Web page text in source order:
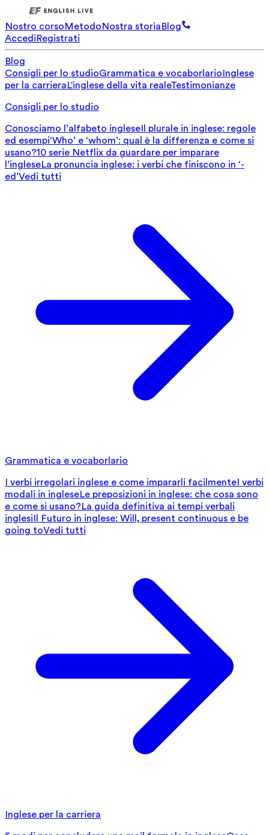
Nostro corsoMetodoNostra storiaBlog
AccediRegistrati
Blog
Consigli per lo studioGrammatica e vocaborlarioInglese
per la carrieraL'inglese della vita realeTestimonianze
Consigli per lo studio
Conosciamo l’alfabeto ingleseIl plurale in inglese: regole
ed esempi‘Who’ e ‘whom’: qual è la differenza e come si
usano?10 serie Netflix da guardare per imparare
l’ingleseLa pronuncia inglese: i verbi che finiscono in ‘-
ed’Vedi tutti
Grammatica e vocaborlario
I verbi irregolari inglese e come impararli facilmenteI verbi
modali in ingleseLe preposizioni in inglese: che cosa sono
e come si usano?La guida definitiva ai tempi verbali
inglesiIl Futuro in inglese: Will, present continuous e be
going toVedi tutti
Inglese per la carriera